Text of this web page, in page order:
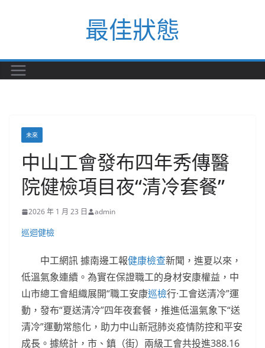
最佳狀態
未來
中山工會發布四年秀傳醫
院健檢項目夜“清冷套餐”
2026 年 1 月 23 日 admin
巡迴健檢
中工網訊 據南邊工報健康檢查新聞，進夏以來，
低溫氣象連續。為實在保證職工的身材安康權益，中
山市總工會組織展開“職工安康巡檢行·工會送清冷”運
動，發布“夏送清冷”四年夜套餐，推進低溫氣象下“送
清冷”運動常態化，助力中山新冠肺炎疫情防控和平安
成長。據統計，市、鎮（街）兩級工會共投進388.16